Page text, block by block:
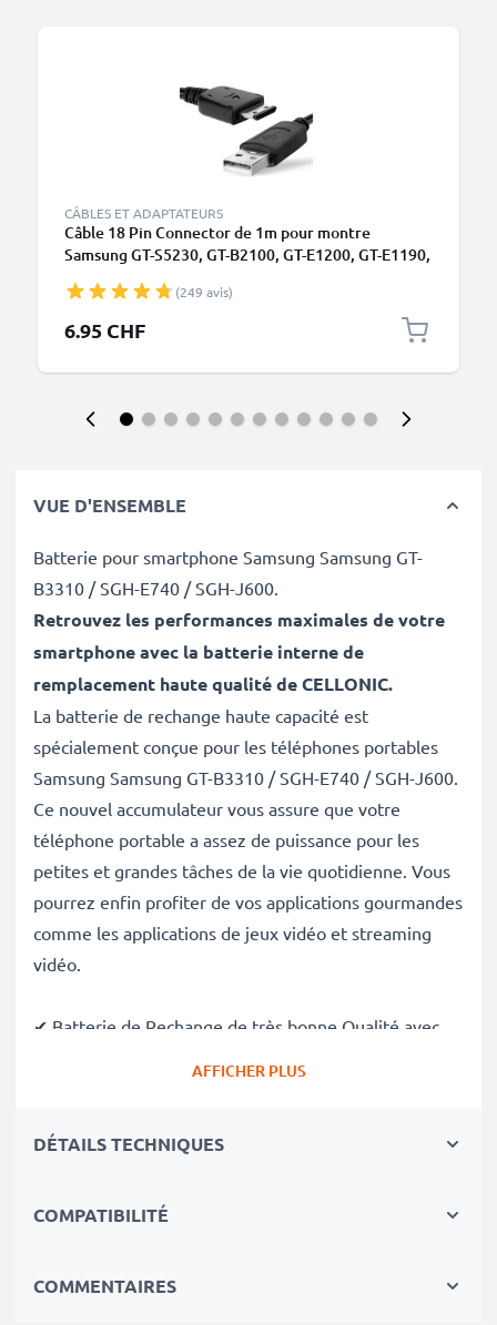
CÂBLES ET ADAPTATEURS
Câble 18 Pin Connector de 1m pour montre
Samsung GT-S5230, GT-B2100, GT-E1200, GT-E1190,
(249 avis)
6.95 CHF
VUE D'ENSEMBLE
Batterie pour smartphone Samsung Samsung GT-
B3310 / SGH-E740 / SGH-J600.
Retrouvez les performances maximales de votre
smartphone avec la batterie interne de
remplacement haute qualité de CELLONIC.
La batterie de rechange haute capacité est
spécialement conçue pour les téléphones portables
Samsung Samsung GT-B3310 / SGH-E740 / SGH-J600.
Ce nouvel accumulateur vous assure que votre
téléphone portable a assez de puissance pour les
petites et grandes tâches de la vie quotidienne. Vous
pourrez enfin profiter de vos applications gourmandes
comme les applications de jeux vidéo et streaming
vidéo.
✔ Batterie de Rechange de très bonne Qualité avec
✔Sécurité et Fiabilité Garanties contre
✔ Chaque Cellules sont séparement testées et
✔ 100% Similaire avec votre batterie
AFFICHER PLUS
DÉTAILS TECHNIQUES
COMPATIBILITÉ
COMMENTAIRES